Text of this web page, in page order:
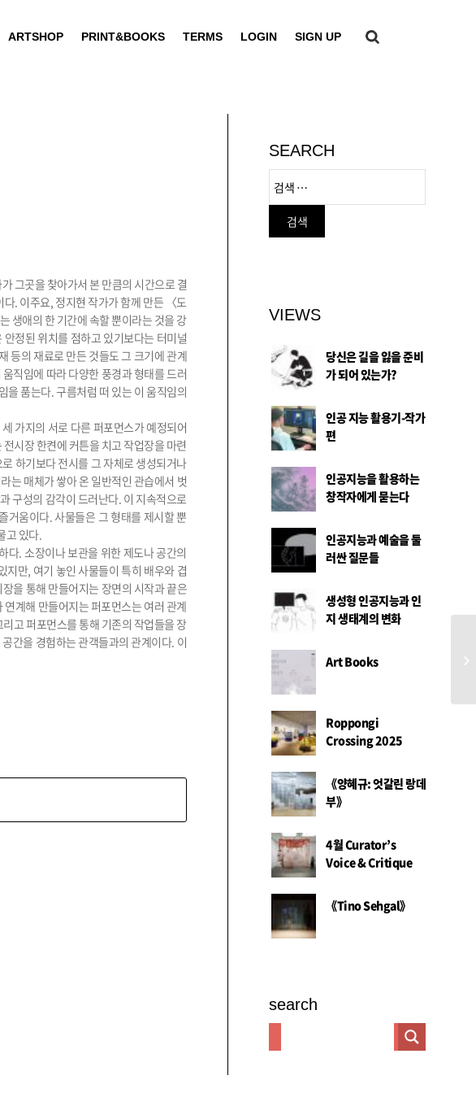
ARTSHOP PRINT&BOOKS TERMS LOGIN SIGN UP
그곳을 찾아가서 본 만큼의 시간으로 결
. 이주요, 정지현 작가가 함께 만든 〈도
생애의 한 기간에 속할 뿐이라는 것을 강
정된 위치를 점하고 있기보다는 터미널
등의 재료로 만든 것들도 그 크기에 관계
직임에 따라 다양한 풍경과 형태를 드러
을 품는다. 구름처럼 떠 있는 이 움직임의
가지의 서로 다른 퍼포먼스가 예정되어
시장 한켠에 커튼을 치고 작업장을 마련
하기보다 전시를 그 자체로 생성되거나
는 매체가 쌓아 온 일반적인 관습에서 벗
구성의 감각이 드러난다. 이 지속적으로
거움이다. 사물들은 그 형태를 제시할 뿐
고 있다.
다. 소장이나 보관을 위한 제도나 공간의
만, 여기 놓인 사물들이 특히 배우와 겹
을 통해 만들어지는 장면의 시작과 끝은
계해 만들어지는 퍼포먼스는 여러 관계
고 퍼포먼스를 통해 기존의 작업들을 장
간을 경험하는 관객들과의 관계이다. 이
SEARCH
VIEWS
당신은 길을 잃을 준비
가 되어 있는가?
인공 지능 활용기-작가
편
인공지능을 활용하는
창작자에게 묻는다
인공지능과 예술을 둘
러싼 질문들
생성형 인공지능과 인
지 생태계의 변화
Art Books
Roppongi
Crossing 2025
《양혜규: 엇갈린 랑데
부》
4월 Curator’s
Voice & Critique
《Tino Sehgal》
search